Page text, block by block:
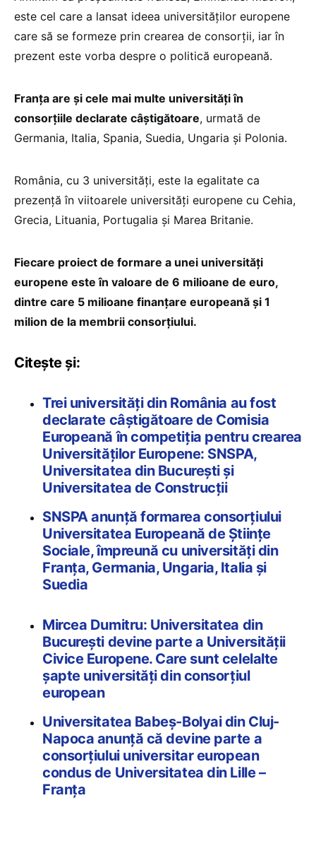
este cel care a lansat ideea universităților europene
care să se formeze prin crearea de consorții, iar în
prezent este vorba despre o politică europeană.
Franța are și cele mai multe universități în
consorțiile declarate câștigătoare, urmată de
Germania, Italia, Spania, Suedia, Ungaria și Polonia.
România, cu 3 universități, este la egalitate ca
prezență în viitoarele universități europene cu Cehia,
Grecia, Lituania, Portugalia și Marea Britanie.
Fiecare proiect de formare a unei universități
europene este în valoare de 6 milioane de euro,
dintre care 5 milioane finanțare europeană și 1
milion de la membrii consorțiului.
Citește și:
Trei universități din România au fost
declarate câștigătoare de Comisia
Europeană în competiția pentru crearea
Universităților Europene: SNSPA,
Universitatea din București și
Universitatea de Construcții
SNSPA anunță formarea consorțiului
Universitatea Europeană de Științe
Sociale, împreună cu universități din
Franța, Germania, Ungaria, Italia și
Suedia
Mircea Dumitru: Universitatea din
București devine parte a Universității
Civice Europene. Care sunt celelalte
șapte universități din consorțiul
european
Universitatea Babeș-Bolyai din Cluj-
Napoca anunță că devine parte a
consorțiului universitar european
condus de Universitatea din Lille –
Franța